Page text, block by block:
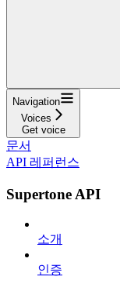
Navigation
Voices
Get voice
문서
API 레퍼런스
Supertone API
소개
인증